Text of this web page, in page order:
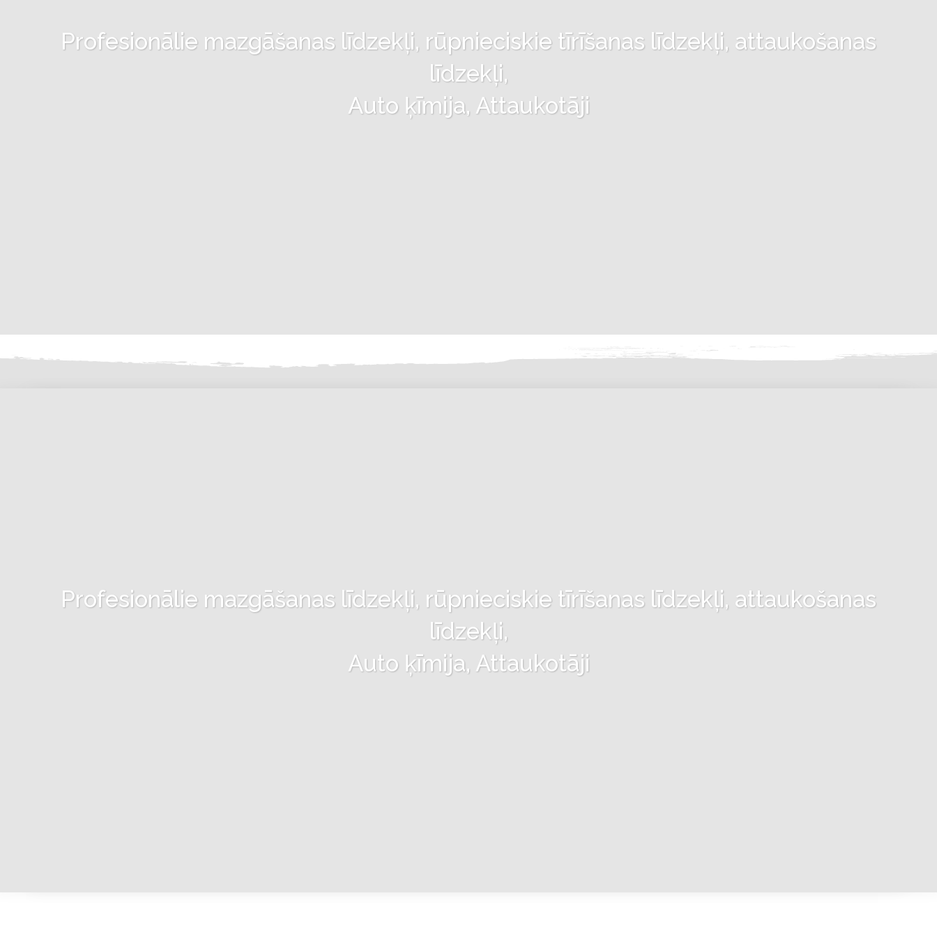
Profesionālie mazgāšanas līdzekļi, rūpnieciskie tīrīšanas līdzekļi, attaukošanas
līdzekļi,
Auto ķīmija, Attaukotāji
Profesionālie mazgāšanas līdzekļi, rūpnieciskie tīrīšanas līdzekļi, attaukošanas
līdzekļi,
Auto ķīmija, Attaukotāji